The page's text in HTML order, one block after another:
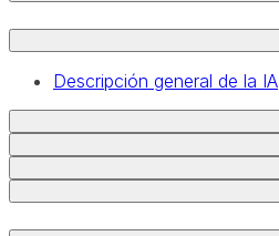
Descripción general de la IA